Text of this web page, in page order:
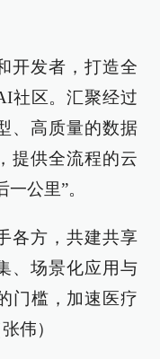
开发者，打造全
社区。汇聚经过
、高质量的数据
提供全流程的云
公里”。
各方，共建共享
、场景化应用与
门槛，加速医疗
伟）